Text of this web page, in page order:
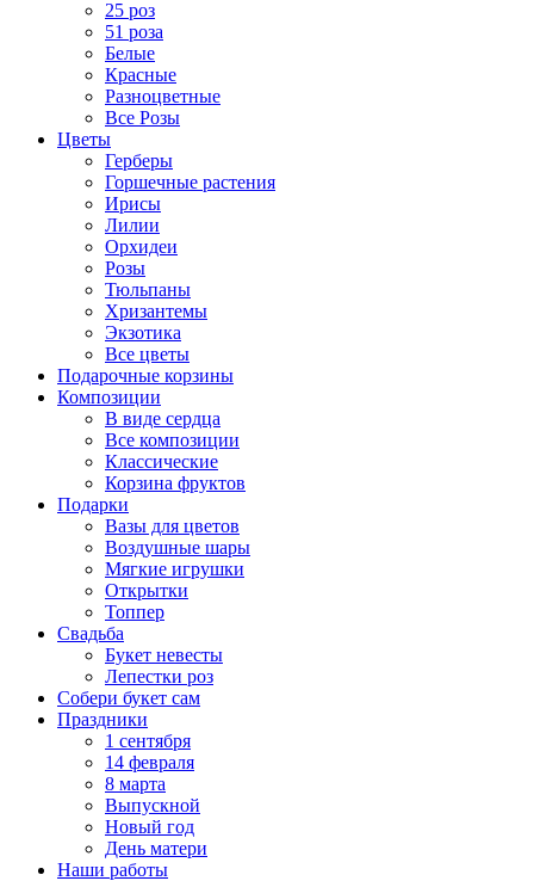
25 роз
51 роза
Белые
Красные
Разноцветные
Все Розы
Цветы
Герберы
Горшечные растения
Ирисы
Лилии
Орхидеи
Розы
Тюльпаны
Хризантемы
Экзотика
Все цветы
Подарочные корзины
Композиции
В виде сердца
Все композиции
Классические
Корзина фруктов
Подарки
Вазы для цветов
Воздушные шары
Мягкие игрушки
Открытки
Топпер
Свадьба
Букет невесты
Лепестки роз
Собери букет сам
Праздники
1 сентября
14 февраля
8 марта
Выпускной
Новый год
День матери
Наши работы